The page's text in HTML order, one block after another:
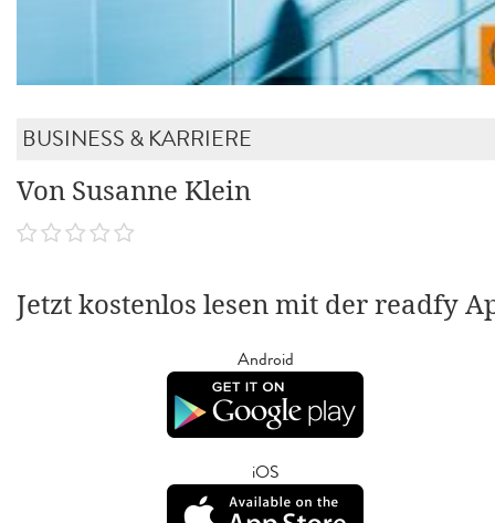
BUSINESS & KARRIERE
Von Susanne Klein
Jetzt kostenlos lesen mit der readfy
Android
iOS